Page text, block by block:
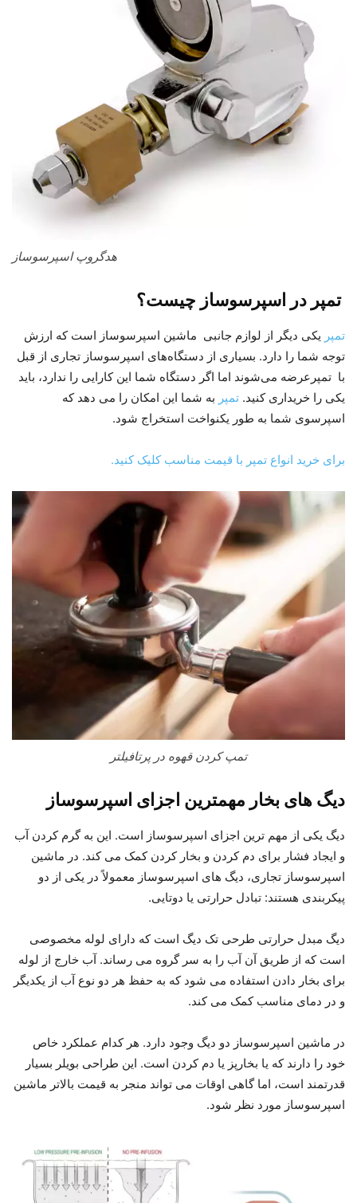
هدگروپ اسپرسوساز
تمپر در اسپرسوساز چیست؟
تمپر یکی دیگر از لوازم جانبی ماشین اسپرسوساز است که ارزش
توجه شما را دارد. بسیاری از دستگاه‌های اسپرسوساز تجاری از قبل
با تمپرعرضه می‌شوند اما اگر دستگاه شما این کارایی را ندارد، باید
یکی را خریداری کنید. تمپر به شما این امکان را می دهد که
اسپرسوی شما به طور یکنواخت استخراج شود.
برای خرید انواع تمپر با قیمت مناسب کلیک کنید.
تمپ کردن قهوه در پرتافیلتر
دیگ های بخار مهمترین اجزای اسپرسوساز
دیگ یکی از مهم ترین اجزای اسپرسوساز است. این به گرم کردن آب
و ایجاد فشار برای دم کردن و بخار کردن کمک می کند. در ماشین
اسپرسوساز تجاری، دیگ های اسپرسوساز معمولاً در یکی از دو
پیکربندی هستند: تبادل حرارتی یا دوتایی.
دیگ مبدل حرارتی طرحی تک دیگ است که دارای لوله مخصوصی
است که از طریق آن آب را به سر گروه می رساند. آب خارج از لوله
برای بخار دادن استفاده می شود که به حفظ هر دو نوع آب از یکدیگر
و در دمای مناسب کمک می کند.
در ماشین اسپرسوساز دو دیگ وجود دارد. هر کدام عملکرد خاص
خود را دارند که یا بخارپز یا دم کردن است. این طراحی بویلر بسیار
قدرتمند است، اما گاهی اوقات می تواند منجر به قیمت بالاتر ماشین
اسپرسوساز مورد نظر شود.